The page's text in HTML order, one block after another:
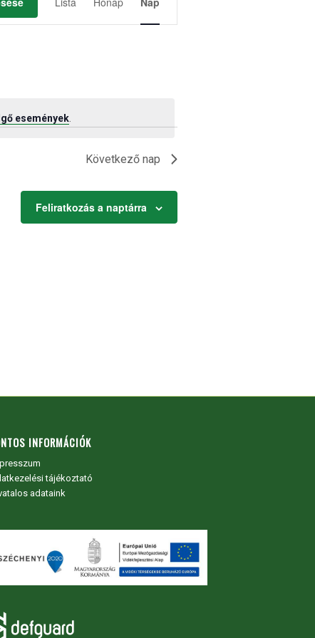
események
navigáció
Következő nap
Feliratkozás a naptárra
INFORMÁCIÓK
tájékoztató
adataink